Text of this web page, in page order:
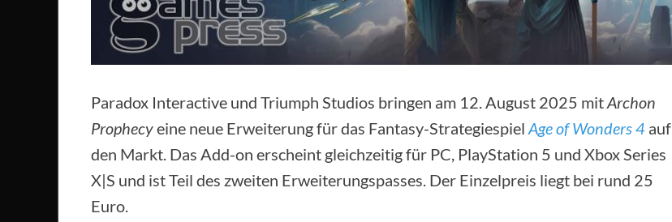
Paradox Interactive und Triumph Studios bringen am 12. August 2025 mitArchon
Prophecyeine neue Erweiterung für das Fantasy-Strategiespiel Age of Wonders 4 auf
den Markt. Das Add-on erscheint gleichzeitig für PC, PlayStation 5 und Xbox Series
X|S und ist Teil des zweiten Erweiterungspasses. Der Einzelpreis liegt bei rund 25
Euro.